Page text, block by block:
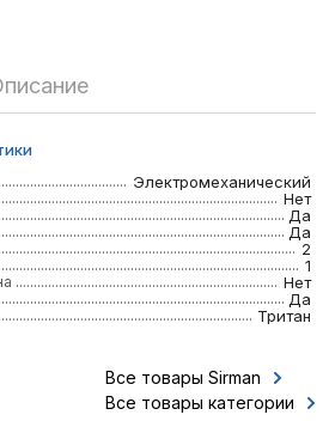
Электромеханический
Нет
Да
Да
2
1
Нет
Да
Тритан
Все товары Sirman
Все товары категории